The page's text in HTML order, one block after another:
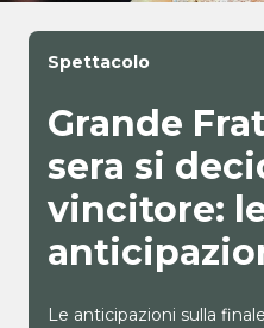
Spettacolo
Grande
sera si
vincitore:
Le anticipazioni sulla